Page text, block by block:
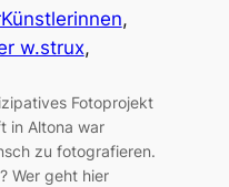
w.strux
Fotoprojekt
in Altona war
zu fotografieren.
Wer geht hier